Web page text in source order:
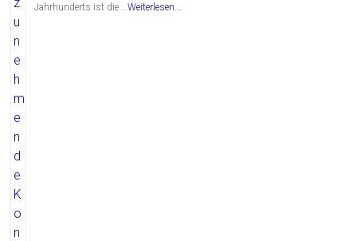
Jahrhunderts ist die …Weiterlesen...